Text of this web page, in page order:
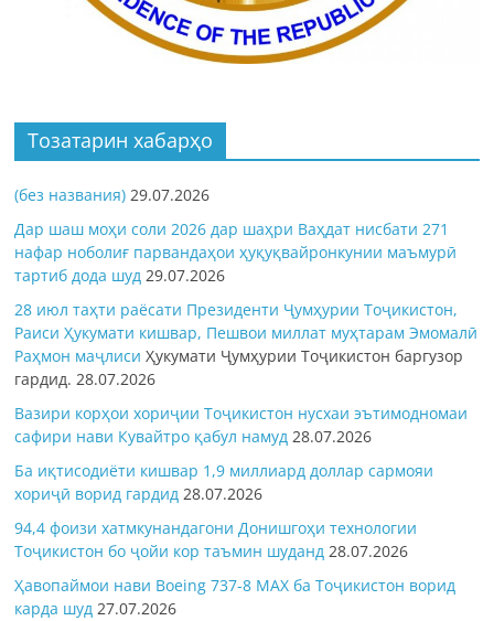
Тозатарин хабарҳо
(без названия) 29.07.2026
Дар шаш моҳи соли 2026 дар шаҳри Ваҳдат нисбати 271
нафар ноболиғ парвандаҳои ҳуқуқвайронкунии маъмурӣ
тартиб дода шуд 29.07.2026
28 июл таҳти раёсати Президенти Ҷумҳурии Тоҷикистон,
Раиси Ҳукумати кишвар, Пешвои миллат муҳтарам Эмомалӣ
Раҳмон маҷлисиҲукумати Ҷумҳурии Тоҷикистон баргузор
гардид.28.07.2026
Вазири корҳои хориҷии Тоҷикистон нусхаи эътимодномаи
сафири нави Кувайтро қабул намуд 28.07.2026
Ба иқтисодиёти кишвар 1,9 миллиард доллар сармояи
хориҷӣ ворид гардид 28.07.2026
94,4 фоизи хатмкунандагони Донишгоҳи технологии
Тоҷикистон бо ҷойи кор таъмин шуданд 28.07.2026
Ҳавопаймои нави Boeing 737-8 MAX ба Тоҷикистон ворид
карда шуд 27.07.2026